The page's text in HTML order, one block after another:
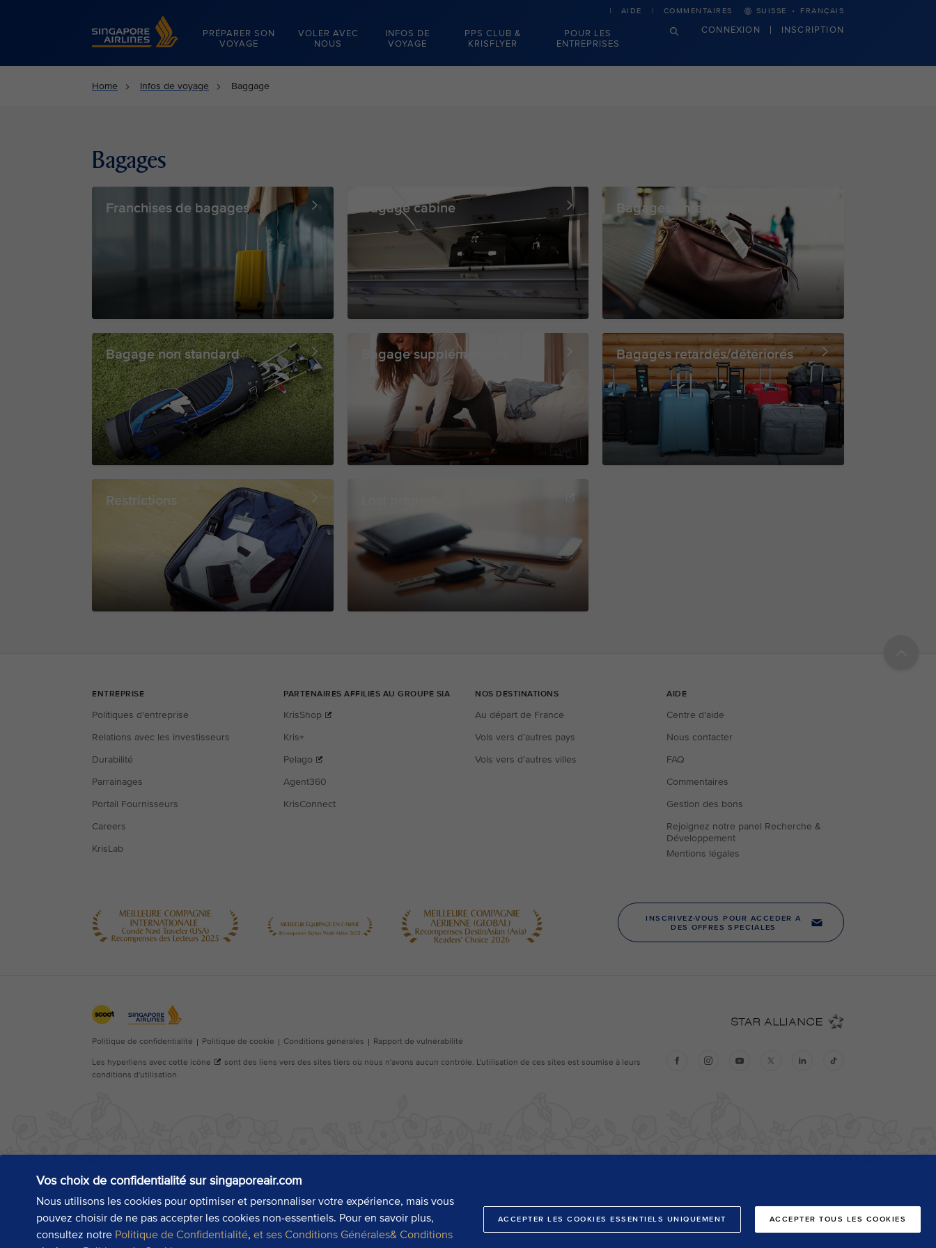
Singapore Airlines Home
PRÉPARER SON
VOYAGE
VOLER AVEC
NOUS
INFOS DE
VOYAGE
PPS CLUB &
KRISFLYER
POUR LES
ENTREPRISES
AIDE COMMENTAIRES SUISSE · FRANÇAIS
CONNEXION INSCRIPTION
Vos choix de confidentialité sur singaporeair.com
Nous utilisons les cookies pour optimiser et personnaliser votre expérience, mais vous
pouvez choisir de ne pas accepter les cookies non-essentiels. Pour en savoir plus,
consultez notre Politique de Confidentialité, et ses Conditions Générales& Conditions
ACCEPTER LES COOKIES ESSENTIELS UNIQUEMENT ACCEPTER TOUS LES COOKIES
Home Infos de voyage Baggage
Bagages
Franchises de bagages Bagage cabine Bagages enregistrés
Bagage non standard Bagage supplémentaire Bagages retardés/détériorés
Restrictions